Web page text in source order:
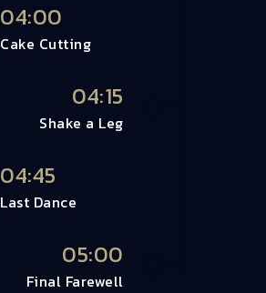
04:00
Cake Cutting
04:15
Shake a Leg
04:45
Last Dance
05:00
Final Farewell